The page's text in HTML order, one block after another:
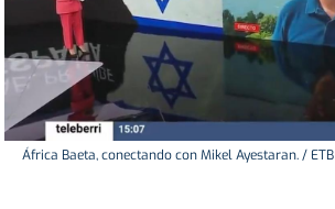
África Baeta, conectando con Mikel Ayestaran. / ETB